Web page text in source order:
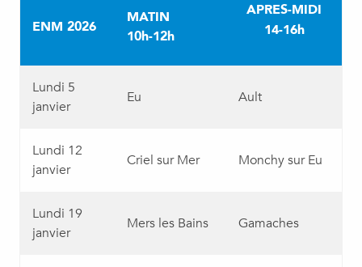
ENM 2026
MATIN
10h-12h
APRES-MIDI
14-16h
Lundi 5
janvier
Eu Ault
Lundi 12
janvier
Criel sur Mer Monchy sur Eu
Lundi 19
janvier
Mers les Bains Gamaches